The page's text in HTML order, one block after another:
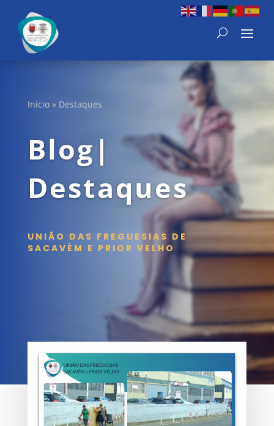
Início» Destaques
Blog|
Destaques
UNIÃO DAS FREGUESIAS DE
SACAVÉM E PRIOR VELHO